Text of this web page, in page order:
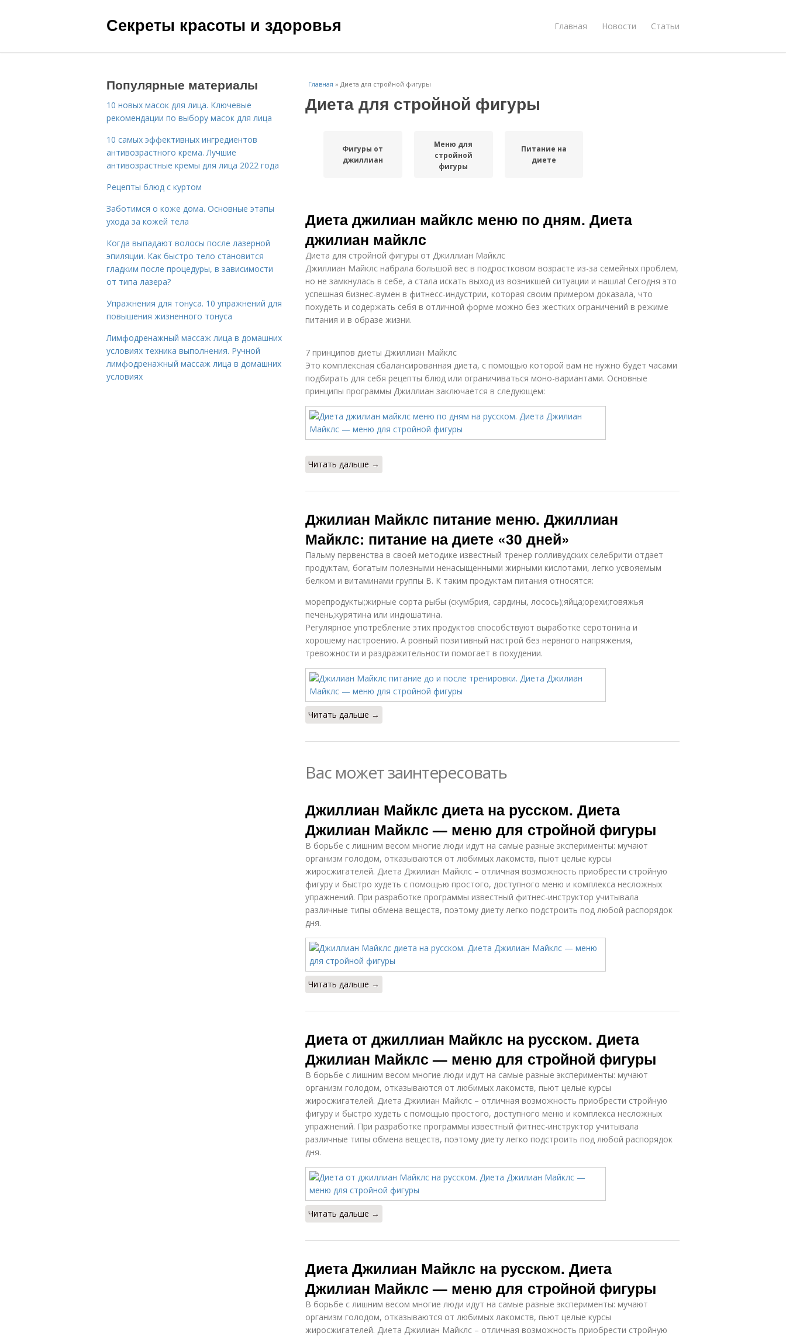
Секреты красоты и здоровья Главная Новости Статьи
Главная » Диета для стройной фигуры
Диета для стройной фигуры
Фигуры от
джиллиан
Меню для
стройной
фигуры
Питание на
диете
Диета джилиан майклс меню по дням. Диета
джилиан майклс
Диета для стройной фигуры от Джиллиан Майклс
Джиллиан Майклс набрала большой вес в подростковом возрасте из-за семейных проблем,
но не замкнулась в себе, а стала искать выход из возникшей ситуации и нашла! Сегодня это
успешная бизнес-вумен в фитнесс-индустрии, которая своим примером доказала, что
похудеть и содержать себя в отличной форме можно без жестких ограничений в режиме
питания и в образе жизни.
7 принципов диеты Джиллиан Майклс
Это комплексная сбалансированная диета, с помощью которой вам не нужно будет часами
подбирать для себя рецепты блюд или ограничиваться моно-вариантами. Основные
принципы программы Джиллиан заключается в следующем:
Читать дальше →
Джилиан Майклс питание меню. Джиллиан
Майклс: питание на диете «30 дней»
Пальму первенства в своей методике известный тренер голливудских селебрити отдает
продуктам, богатым полезными ненасыщенными жирными кислотами, легко усвояемым
белком и витаминами группы В. К таким продуктам питания относятся:
морепродукты;жирные сорта рыбы (скумбрия, сардины, лосось);яйца;орехи;говяжья
печень;курятина или индюшатина.
Регулярное употребление этих продуктов способствуют выработке серотонина и
хорошему настроению. А ровный позитивный настрой без нервного напряжения,
тревожности и раздражительности помогает в похудении.
Читать дальше →
Вас может заинтересовать
Джиллиан Майклс диета на русском. Диета
Джилиан Майклс — меню для стройной фигуры
В борьбе с лишним весом многие люди идут на самые разные эксперименты: мучают
организм голодом, отказываются от любимых лакомств, пьют целые курсы
жиросжигателей. Диета Джилиан Майклс – отличная возможность приобрести стройную
фигуру и быстро худеть с помощью простого, доступного меню и комплекса несложных
упражнений. При разработке программы известный фитнес-инструктор учитывала
различные типы обмена веществ, поэтому диету легко подстроить под любой распорядок
дня.
Читать дальше →
Диета от джиллиан Майклс на русском. Диета
Джилиан Майклс — меню для стройной фигуры
В борьбе с лишним весом многие люди идут на самые разные эксперименты: мучают
организм голодом, отказываются от любимых лакомств, пьют целые курсы
жиросжигателей. Диета Джилиан Майклс – отличная возможность приобрести стройную
фигуру и быстро худеть с помощью простого, доступного меню и комплекса несложных
упражнений. При разработке программы известный фитнес-инструктор учитывала
различные типы обмена веществ, поэтому диету легко подстроить под любой распорядок
дня.
Читать дальше →
Диета Джилиан Майклс на русском. Диета
Джилиан Майклс — меню для стройной фигуры
В борьбе с лишним весом многие люди идут на самые разные эксперименты: мучают
организм голодом, отказываются от любимых лакомств, пьют целые курсы
жиросжигателей. Диета Джилиан Майклс – отличная возможность приобрести стройную
Популярные материалы
10 новых масок для лица. Ключевые
рекомендации по выбору масок для лица
10 самых эффективных ингредиентов
антивозрастного крема. Лучшие
антивозрастные кремы для лица 2022 года
Рецепты блюд с куртом
Заботимся о коже дома. Основные этапы
ухода за кожей тела
Когда выпадают волосы после лазерной
эпиляции. Как быстро тело становится
гладким после процедуры, в зависимости
от типа лазера?
Упражнения для тонуса. 10 упражнений для
повышения жизненного тонуса
Лимфодренажный массаж лица в домашних
условиях техника выполнения. Ручной
лимфодренажный массаж лица в домашних
условиях